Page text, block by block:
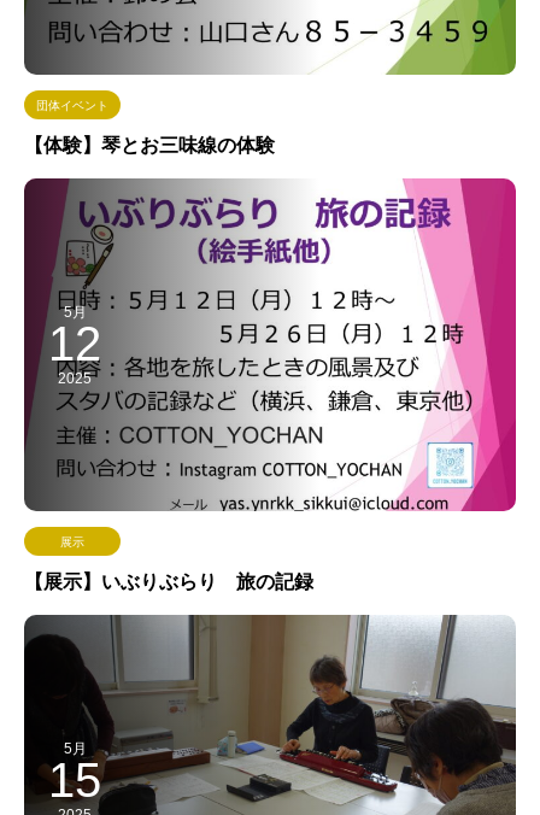
団体イベント
【体験】琴とお三味線の体験
5月
12
2025
展示
【展示】いぶりぶらり 旅の記録
5月
15